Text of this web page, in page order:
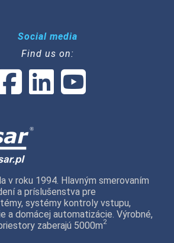
Social media
Find us on:
v roku 1994. Hlavným smerovaním
a príslušenstva pre
systémy kontroly vstupu,
a domácej automatizácie. Výrobné,
zaberajú 5000m2